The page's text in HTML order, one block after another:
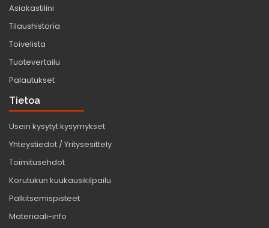
Asiakastilini
Tilaushistoria
Toivelista
Tuotevertailu
Palautukset
Tietoa
Usein kysytyt kysymykset
Yhteystiedot / Yritysesittely
Toimitusehdot
Korutukun kuukausikilpailu
Palkitsemispisteet
Materiaali-info